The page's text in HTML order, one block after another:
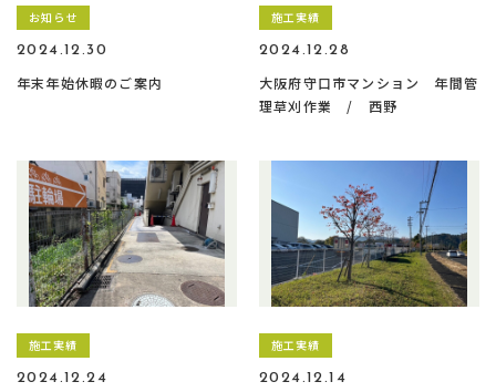
お知らせ
2024.12.30
年末年始休暇のご案内
施工実績
2024.12.28
大阪府守口市マンション 年間管
理草刈作業 / 西野
施工実績
2024.12.24
施工実績
2024.12.14